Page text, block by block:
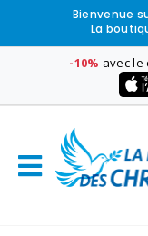
Bienvenue
La
-10% avec le